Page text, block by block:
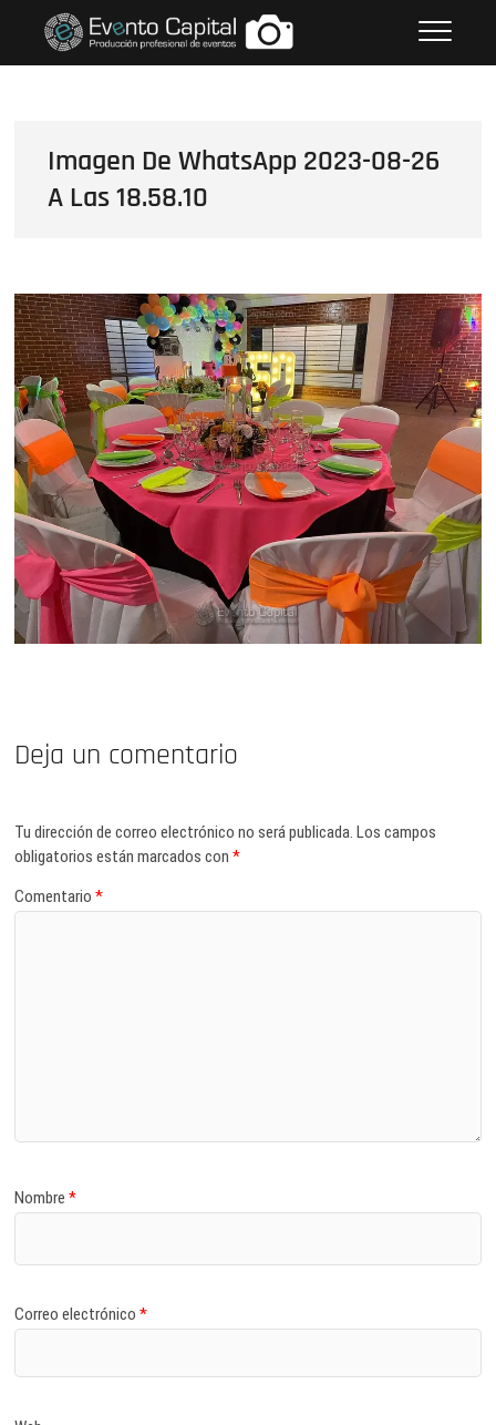
contenido
FOTOS GRUPO EMPRESARIAL
Imagen De WhatsApp 2023-08-26
A Las 18.58.10
Deja un comentario
Tu dirección de correo electrónico no será publicada. Los campos
obligatorios están marcados con*
Comentario*
Nombre*
Correo electrónico*